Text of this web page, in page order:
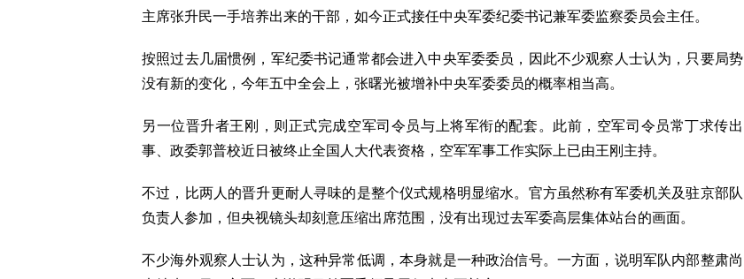
主席张升民一手培养出来的干部，如今正式接任中央军委纪委书记兼军委监察委员会主任。
按照过去几届惯例，军纪委书记通常都会进入中央军委委员，因此不少观察人士认为，只要局势
没有新的变化，今年五中全会上，张曙光被增补中央军委委员的概率相当高。
另一位晋升者王刚，则正式完成空军司令员与上将军衔的配套。此前，空军司令员常丁求传出
事、政委郭普校近日被终止全国人大代表资格，空军军事工作实际上已由王刚主持。
不过，比两人的晋升更耐人寻味的是整个仪式规格明显缩水。官方虽然称有军委机关及驻京部队
负责人参加，但央视镜头却刻意压缩出席范围，没有出现过去军委高层集体站台的画面。
不少海外观察人士认为，这种异常低调，本身就是一种政治信号。一方面，说明军队内部整肃尚